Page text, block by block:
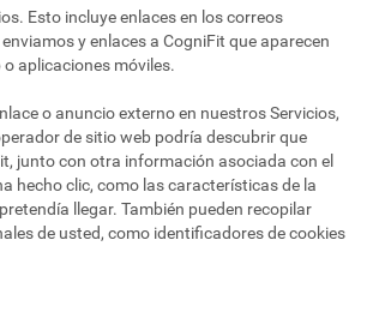
Esto incluye enlaces en los correos
y enlaces a CogniFit que aparecen
aplicaciones móviles.
o anuncio externo en nuestros Servicios,
de sitio web podría descubrir que
junto con otra información asociada con el
hecho clic, como las características de la
llegar. También pueden recopilar
de usted, como identificadores de cookies